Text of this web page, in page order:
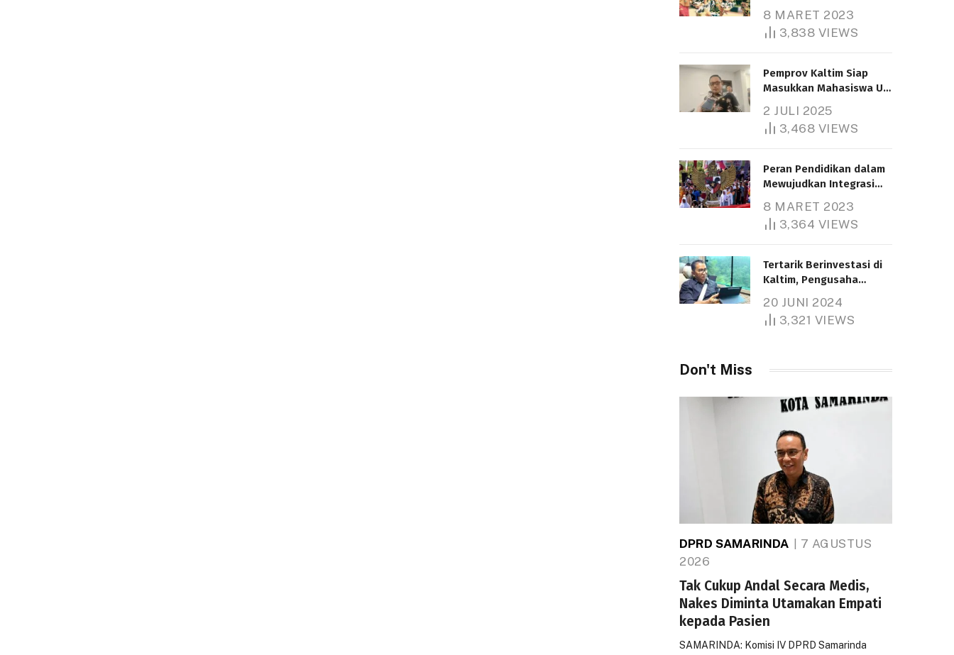
8 MARET 2023
3,838 VIEWS
Pemprov Kaltim Siap
Masukkan Mahasiswa UT
Bantuan Pendidikan
Gratispol
2 JULI 2025
3,468 VIEWS
Peran Pendidikan dalam
Mewujudkan Integrasi
8 MARET 2023
3,364 VIEWS
Tertarik Berinvestasi di
Kaltim, Pengusaha
1.000 Hektare
20 JUNI 2024
3,321 VIEWS
Don't Miss
DPRD SAMARINDA
7 AGUSTUS
2026
Tak Cukup Andal Secara Medis,
Nakes Diminta Utamakan Empati
kepada Pasien
SAMARINDA: Komisi IV DPRD Samarinda